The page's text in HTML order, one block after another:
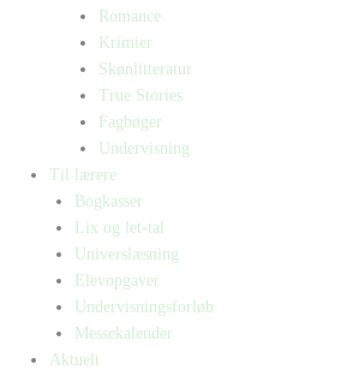
Romance
Krimier
Skønlitteratur
True Stories
Fagbøger
Undervisning
Til lærere
Bogkasser
Lix og let-tal
Universlæsning
Elevopgaver
Undervisningsforløb
Messekalender
Aktuelt